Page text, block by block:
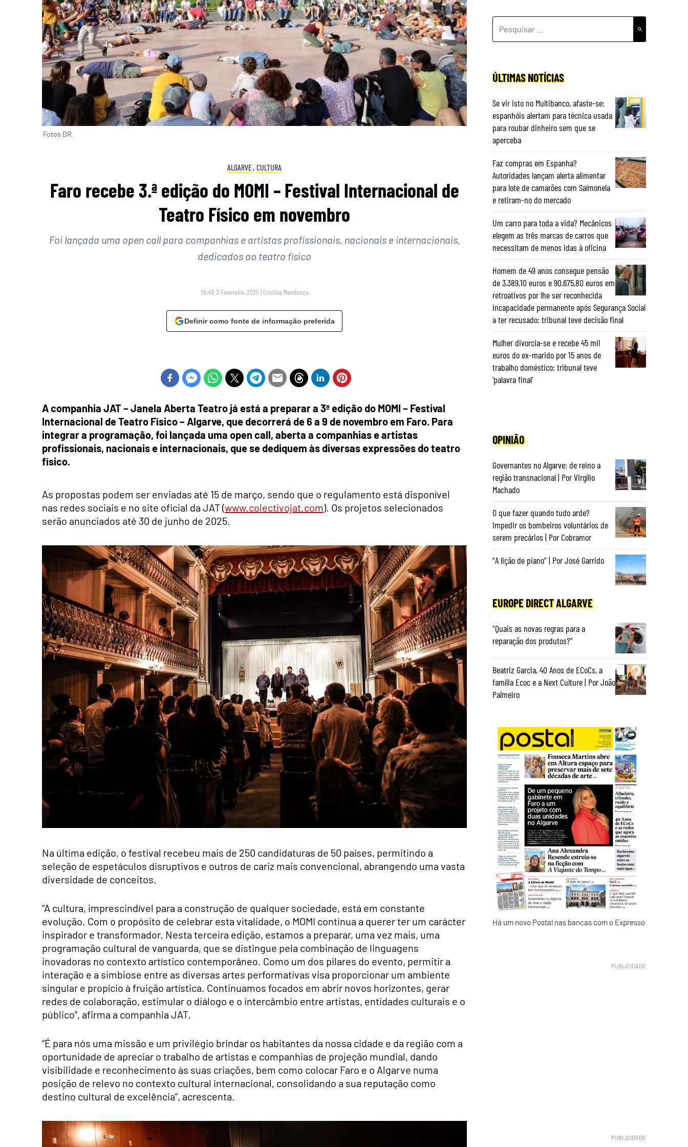
Fotos DR
ALGARVE, CULTURA
Faro recebe 3.ª edição do MOMI – Festival Internacional de
Teatro Físico em novembro
Foi lançada uma open call para companhias e artistas profissionais, nacionais e internacionais,
dedicados ao teatro físico
09:49 3 Fevereiro, 2025 | Cristina Mendonça
Definir como fonte de informação preferida
A companhia JAT – Janela Aberta Teatro já está a preparar a 3ª edição do MOMI – Festival
Internacional de Teatro Físico – Algarve, que decorrerá de 6 a 9 de novembro em Faro. Para
integrar a programação, foi lançada uma open call, aberta a companhias e artistas
profissionais, nacionais e internacionais, que se dediquem às diversas expressões do teatro
físico.
As propostas podem ser enviadas até 15 de março, sendo que o regulamento está disponível
nas redes sociais e no site oficial da JAT (www.colectivojat.com). Os projetos selecionados
serão anunciados até 30 de junho de 2025.
Na última edição, o festival recebeu mais de 250 candidaturas de 50 países, permitindo a
seleção de espetáculos disruptivos e outros de cariz mais convencional, abrangendo uma vasta
diversidade de conceitos.
“A cultura, imprescindível para a construção de qualquer sociedade, está em constante
evolução. Com o propósito de celebrar esta vitalidade, o MOMI continua a querer ter um carácter
inspirador e transformador. Nesta terceira edição, estamos a preparar, uma vez mais, uma
programação cultural de vanguarda, que se distingue pela combinação de linguagens
inovadoras no contexto artístico contemporâneo. Como um dos pilares do evento, permitir a
interação e a simbiose entre as diversas artes performativas visa proporcionar um ambiente
singular e propício à fruição artística. Continuamos focados em abrir novos horizontes, gerar
redes de colaboração, estimular o diálogo e o intercâmbio entre artistas, entidades culturais e o
público”, afirma a companhia JAT.
“É para nós uma missão e um privilégio brindar os habitantes da nossa cidade e da região com a
oportunidade de apreciar o trabalho de artistas e companhias de projeção mundial, dando
visibilidade e reconhecimento às suas criações, bem como colocar Faro e o Algarve numa
posição de relevo no contexto cultural internacional, consolidando a sua reputação como
destino cultural de excelência”, acrescenta.
POR:
ÚLTIMAS NOTÍCIAS
Se vir isto no Multibanco, afaste-se:
espanhóis alertam para técnica usada
para roubar dinheiro sem que se
aperceba
Faz compras em Espanha?
Autoridades lançam alerta alimentar
para lote de camarões com Salmonela
e retiram-no do mercado
Um carro para toda a vida? Mecânicos
elegem as três marcas de carros que
necessitam de menos idas à oficina
Homem de 49 anos consegue pensão
de 3.389,10 euros e 90.675,80 euros em
retroativos por lhe ser reconhecida
incapacidade permanente após Segurança Social
a ter recusado: tribunal teve decisão final
Mulher divorcia-se e recebe 45 mil
euros do ex-marido por 15 anos de
trabalho doméstico: tribunal teve
‘palavra final’
OPINIÃO
Governantes no Algarve: de reino a
região transnacional | Por Virgílio
Machado
O que fazer quando tudo arde?
Impedir os bombeiros voluntários de
serem precários | Por Cobramor
“A lição de piano” | Por José Garrido
EUROPE DIRECT ALGARVE
“Quais as novas regras para a
reparação dos produtos?”
Beatriz Garcia, 40 Anos de ECoCs, a
família Ecoc e a Next Culture | Por João
Palmeiro
Há um novo Postal nas bancas com o Expresso